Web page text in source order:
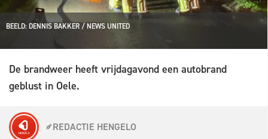
BEELD: DENNIS BAKKER / NEWS UNITED
De brandweer heeft vrijdagavond een autobrand
geblust in Oele.
REDACTIE HENGELO